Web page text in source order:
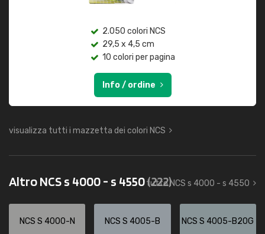
2.050 colori NCS
29,5 x 4,5 cm
10 colori per pagina
Info / ordine
visualizza tutti i mazzetta dei colori NCS
Altro NCS s 4000 - s 4550(222)
tutto NCS s 4000 - s 4550
NCS S 4000-N NCS S 4005-B NCS S 4005-B20G